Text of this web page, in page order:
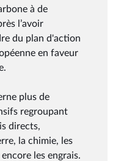
à de
l’avoir
du plan d'action
en faveur
plus de
regroupant
directs,
la chimie, les
les engrais.